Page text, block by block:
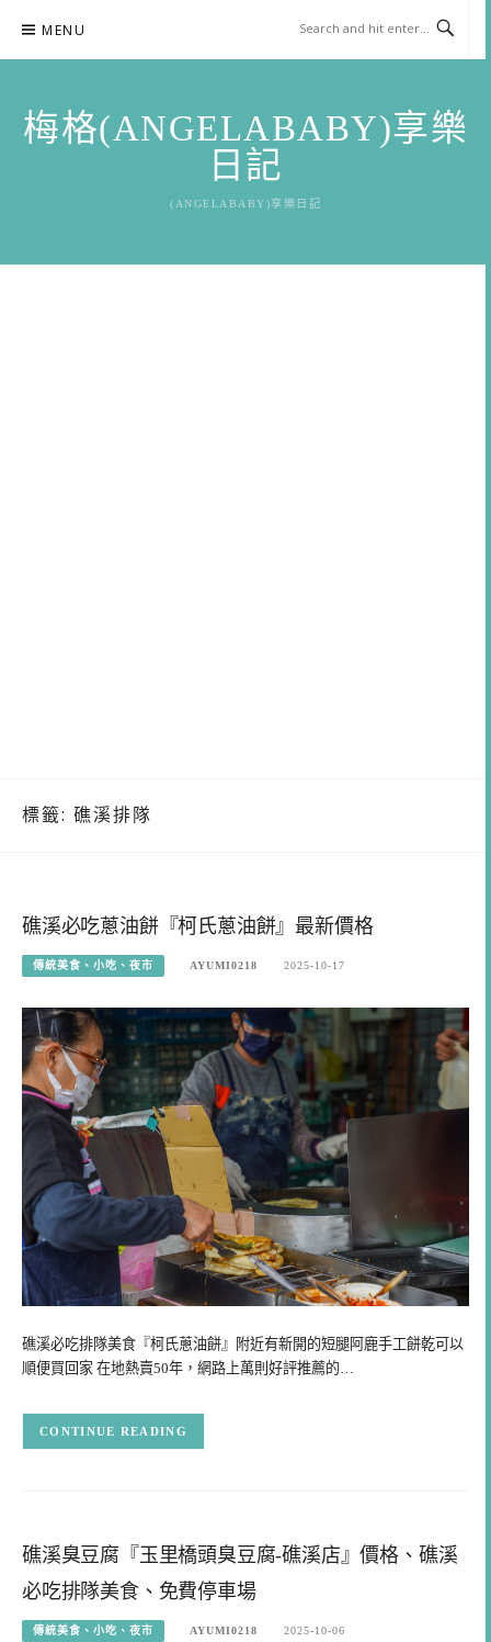
content
MENU
梅格(ANGELABABY)享樂
日記
(ANGELABABY)享樂日記
標籤: 礁溪排隊
礁溪必吃蔥油餅『柯氏蔥油餅』最新價格
傳統美食、小吃、夜市 AYUMI0218 2025-10-17
礁溪必吃排隊美食『柯氏蔥油餅』附近有新開的短腿阿鹿手工餅乾可以
順便買回家 在地熱賣50年，網路上萬則好評推薦的…
CONTINUE READING
礁溪臭豆腐『玉里橋頭臭豆腐-礁溪店』價格、礁溪
必吃排隊美食、免費停車場
傳統美食、小吃、夜市 AYUMI0218 2025-10-06